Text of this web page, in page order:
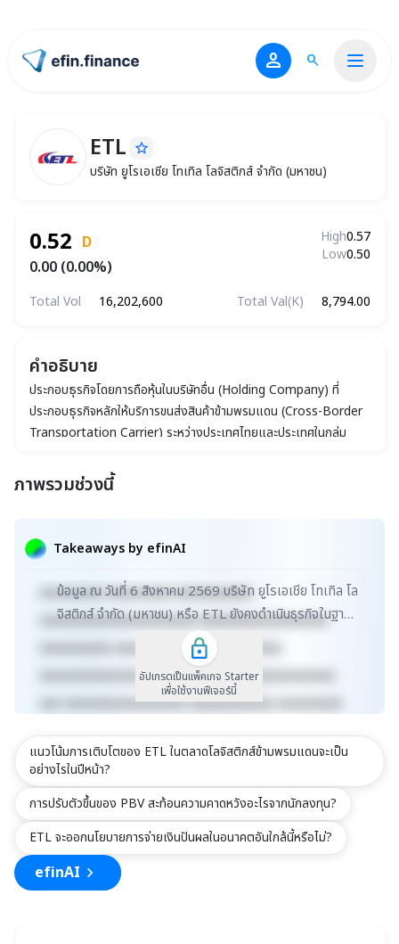
ไปหน้าแรก person search
ETL บริษัท ยูโรเอเชีย โทเทิล โลจิสติกส์ จำกัด (มหาชน)
ETL star_border
บริษัท ยูโรเอเชีย โทเทิล โลจิสติกส์ จำกัด (มหาชน)
0.52 D
0.00 (0.00%)
High0.57
Low0.50
Total Vol 16,202,600 Total Val(K) 8,794.00
คำอธิบาย
ประกอบธุรกิจโดยการถือหุ้นในบริษัทอื่น (Holding Company) ที่
ประกอบธุรกิจหลักให้บริการขนส่งสินค้าข้ามพรมแดน (Cross-Border
Transportation Carrier) ระหว่างประเทศไทยและประเทศในกลุ่ม
ถนนและรางรถไฟ
ภาพรวมช่วงนี้
Takeaways by efinAI
xxxxx xxxxxxxxxxxxxxxxxxxxxxxxxxxxxx
xxxxxxxxxxxxxxxxxx xxxxxxxxxxxxxxx xxxxx
xxxxxxxxx xxxxxxxxx xxxxxxxxxxx
xxxxxxxxxxxxxxxxxxxxxx xxxxxxxxxxxxxxxxxx
xxxxxxxxxx xxxxxxxxxxxxx xxxxxxxxxx
xxxxxxxxxxxxxxxxxxxxxxxxxx xxxxxxxxxxxxxxx
xxx xxxxxxxxxxxxxxxxx xxxxxxxxxxxx xxxxxxxxx
xxxxxxxxxxx xxxxxxxx xxxxxxxxxxxxxxxxxxxxxxx
xxxxxxxxxxxxxxxxxxx xxxxx
xxxxxxxxxxxxxxxxxxxxxxxxxxxxxx
ข้อมูล ณ วันที่ 6 สิงหาคม 2569 บริษัท ยูโรเอเชีย โทเทิล โล
จิสติกส์ จำกัด (มหาชน) หรือ ETL ยังคงดำเนินธุรกิจในฐานะ
โฮลดิ้งบริษัทที่เน้นให้บริการขนส่งสิน...
อัปเกรดเป็นแพ็คเกจ Starter
เพื่อใช้งานฟีเจอร์นี้
แนวโน้มการเติบโตของ ETL ในตลาดโลจิสติกส์ข้ามพรมแดนจะเป็น
อย่างไรในปีหน้า?
การปรับตัวขึ้นของ PBV สะท้อนความคาดหวังอะไรจากนักลงทุน?
ETL จะออกนโยบายการจ่ายเงินปันผลในอนาคตอันใกล้นี้หรือไม่?
efinAI